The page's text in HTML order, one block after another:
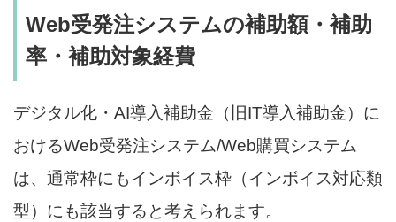
Web受発注システムの補助額・補助
率・補助対象経費
デジタル化・AI導入補助金（旧IT導入補助金）に
おけるWeb受発注システム/Web購買システム
は、通常枠にもインボイス枠（インボイス対応類
型）にも該当すると考えられます。